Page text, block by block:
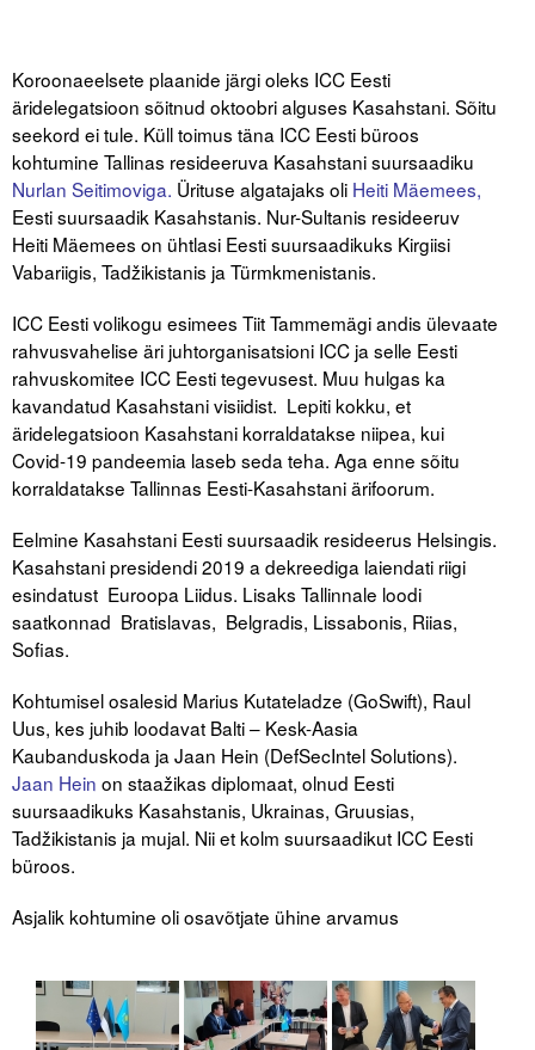
Tegevused
Publikatsioonid
Arvamus
Viidad
ICC komisjonid
Digiraamatukogu
Juhendid ja väljaanded
Videod
Kontakt
Liitu meililistiga
Oskusteave
Incoterms® 2020
Abimaterjalid
Projektid
Koroonaeelsete plaanide järgi oleks ICC Eesti
äridelegatsioon sõitnud oktoobri alguses Kasahstani. Sõitu
seekord ei tule. Küll toimus täna ICC Eesti büroos
kohtumine Tallinas resideeruva Kasahstani suursaadiku
Nurlan Seitimoviga. Ürituse algatajaks oli Heiti Mäemees,
Eesti suursaadik Kasahstanis. Nur-Sultanis resideeruv
Heiti Mäemees on ühtlasi Eesti suursaadikuks Kirgiisi
Vabariigis, Tadžikistanis ja Türmkmenistanis.
ICC Eesti volikogu esimees Tiit Tammemägi andis ülevaate
rahvusvahelise äri juhtorganisatsioni ICC ja selle Eesti
rahvuskomitee ICC Eesti tegevusest. Muu hulgas ka
kavandatud Kasahstani visiidist. Lepiti kokku, et
äridelegatsioon Kasahstani korraldatakse niipea, kui
Covid-19 pandeemia laseb seda teha. Aga enne sõitu
korraldatakse Tallinnas Eesti-Kasahstani ärifoorum.
Eelmine Kasahstani Eesti suursaadik resideerus Helsingis.
Kasahstani presidendi 2019 a dekreediga laiendati riigi
esindatust Euroopa Liidus. Lisaks Tallinnale loodi
saatkonnad Bratislavas, Belgradis, Lissabonis, Riias,
Sofias.
Kohtumisel osalesid Marius Kutateladze (GoSwift), Raul
Uus, kes juhib loodavat Balti – Kesk-Aasia
Kaubanduskoda ja Jaan Hein (DefSecIntel Solutions).
Jaan Hein on staažikas diplomaat, olnud Eesti
suursaadikuks Kasahstanis, Ukrainas, Gruusias,
Tadžikistanis ja mujal. Nii et kolm suursaadikut ICC Eesti
büroos.
Asjalik kohtumine oli osavõtjate ühine arvamus